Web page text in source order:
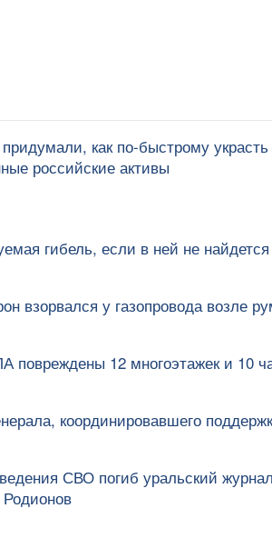
как по-быстрому украсть
российские активы
гибель, если в ней не
взорвался у газопровода возле
повреждены 12 многоэтажек и 10
координировавшего
СВО погиб уральский